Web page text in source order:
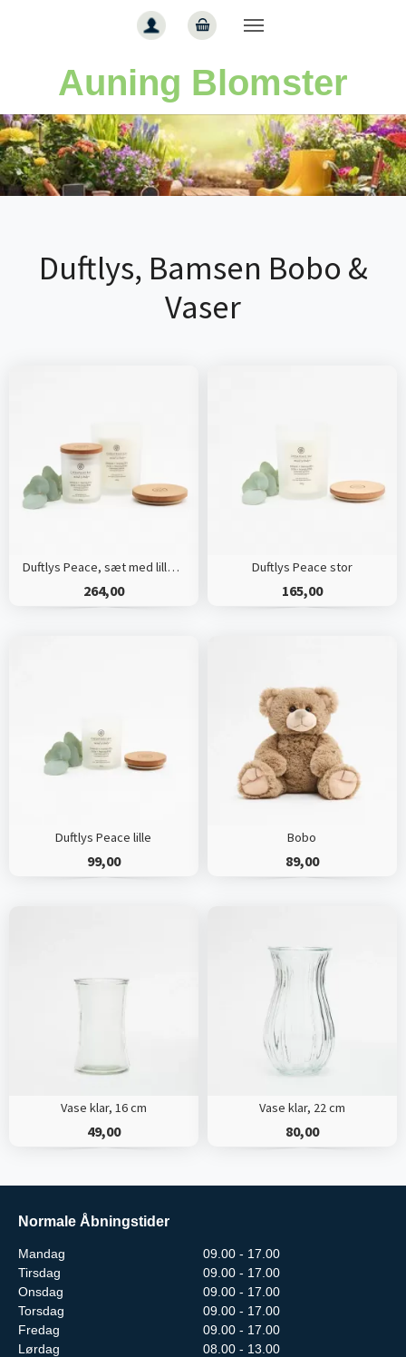
Auning Blomster
Duftlys, Bamsen Bobo &
Vaser
Duftlys Peace, sæt med lille og stor
264,00
Duftlys Peace stor
165,00
Duftlys Peace lille
99,00
Bobo
89,00
Vase klar, 16 cm
49,00
Vase klar, 22 cm
80,00
Normale Åbningstider
Mandag
09.00 - 17.00
Tirsdag
09.00 - 17.00
Onsdag
09.00 - 17.00
Torsdag
09.00 - 17.00
Fredag
09.00 - 17.00
Lørdag
08.00 - 13.00